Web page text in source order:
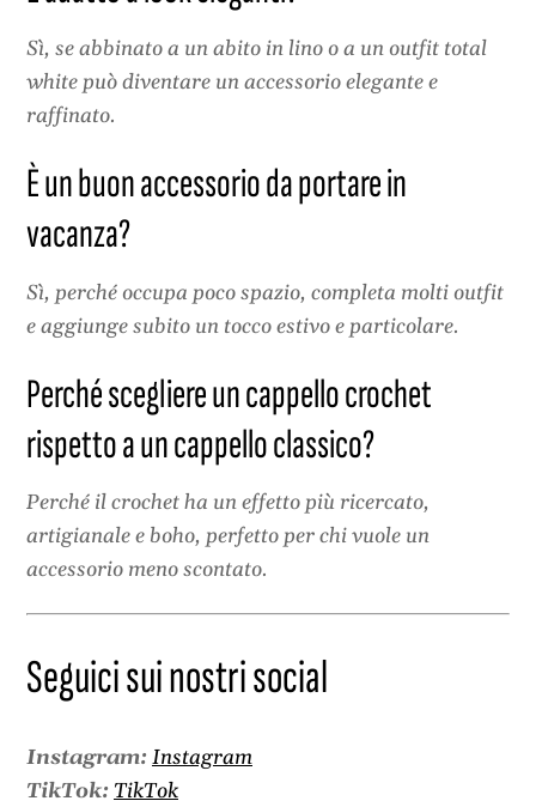
Sì, se abbinato a un abito in lino o a un outfit total
white può diventare un accessorio elegante e
raffinato.
È un buon accessorio da portare in
vacanza?
Sì, perché occupa poco spazio, completa molti outfit
e aggiunge subito un tocco estivo e particolare.
Perché scegliere un cappello crochet
rispetto a un cappello classico?
Perché il crochet ha un effetto più ricercato,
artigianale e boho, perfetto per chi vuole un
accessorio meno scontato.
Seguici sui nostri social
Instagram: Instagram
TikTok: TikTok